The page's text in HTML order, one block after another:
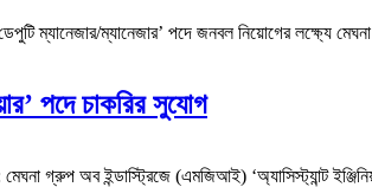
ম্যানেজার/ম্যানেজার’ পদে জনবল নিয়োগের লক্ষ্যে
পদে চাকরির সুযোগ
গ্রুপ অব ইন্ডাস্ট্রিজে (এমজিআই) ‘অ্যাসিস্ট্যান্ট